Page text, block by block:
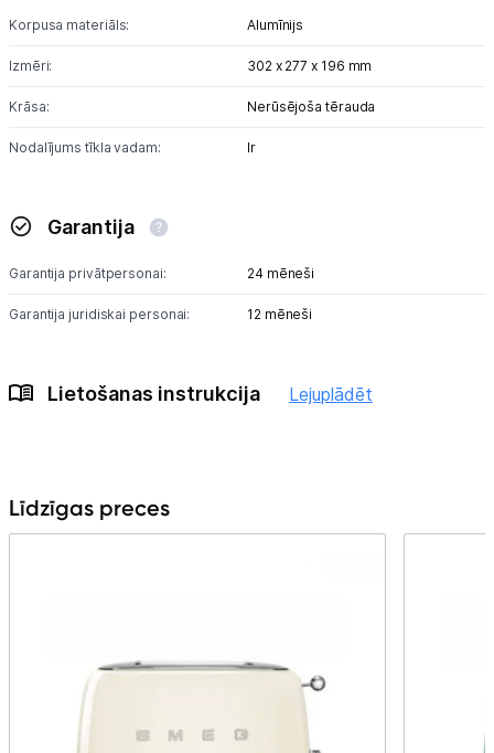
Korpusa materiāls: Alumīnijs
Izmēri: 302 x 277 x 196 mm
Krāsa: Nerūsējoša tērauda
Nodalījums tīkla vadam: Ir
Garantija
Garantija privātpersonai: 24 mēneši
Garantija juridiskai personai: 12 mēneši
Lietošanas instrukcija Lejuplādēt
Līdzīgas preces